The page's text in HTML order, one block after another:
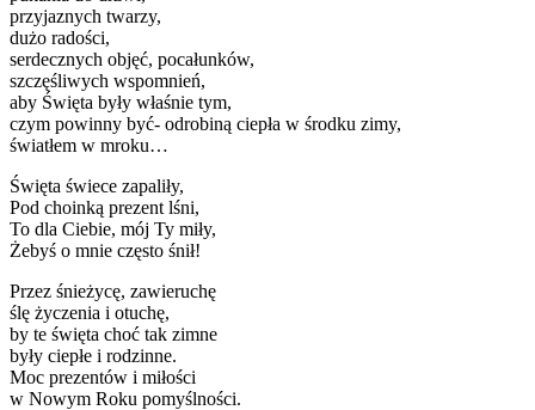
przyjaznych twarzy,
dużo radości,
serdecznych objęć, pocałunków,
szczęśliwych wspomnień,
aby Święta były właśnie tym,
czym powinny być- odrobiną ciepła w środku zimy,
światłem w mroku…
Święta świece zapaliły,
Pod choinką prezent lśni,
To dla Ciebie, mój Ty miły,
Żebyś o mnie często śnił!
Przez śnieżycę, zawieruchę
ślę życzenia i otuchę,
by te święta choć tak zimne
były ciepłe i rodzinne.
Moc prezentów i miłości
w Nowym Roku pomyślności.